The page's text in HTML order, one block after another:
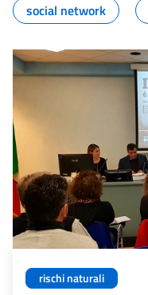
social network
rischi naturali